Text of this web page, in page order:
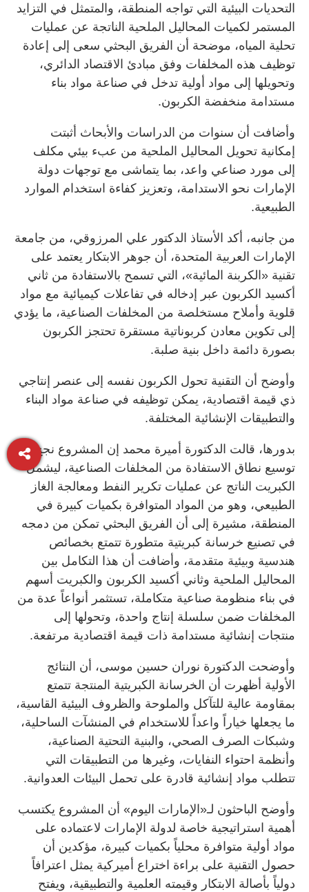
التحديات البيئية التي تواجه المنطقة، والمتمثل في التزايد
المستمر لكميات المحاليل الملحية الناتجة عن عمليات
تحلية المياه، موضحة أن الفريق البحثي سعى إلى إعادة
توظيف هذه المخلفات وفق مبادئ الاقتصاد الدائري،
وتحويلها إلى مواد أولية تدخل في صناعة مواد بناء
مستدامة منخفضة الكربون.
وأضافت أن سنوات من الدراسات والأبحاث أثبتت
إمكانية تحويل المحاليل الملحية من عبء بيئي مكلف
إلى مورد صناعي واعد، بما يتماشى مع توجهات دولة
الإمارات نحو الاستدامة، وتعزيز كفاءة استخدام الموارد
الطبيعية.
من جانبه، أكد الأستاذ الدكتور علي المرزوقي، من جامعة
الإمارات العربية المتحدة، أن جوهر الابتكار يعتمد على
تقنية «الكربنة المائية»، التي تسمح بالاستفادة من ثاني
أكسيد الكربون عبر إدخاله في تفاعلات كيميائية مع مواد
قلوية وأملاح مستخلصة من المخلفات الصناعية، ما يؤدي
إلى تكوين معادن كربوناتية مستقرة تحتجز الكربون
بصورة دائمة داخل بنية صلبة.
وأوضح أن التقنية تحول الكربون نفسه إلى عنصر إنتاجي
ذي قيمة اقتصادية، يمكن توظيفه في صناعة مواد البناء
والتطبيقات الإنشائية المختلفة.
بدورها، قالت الدكتورة أميرة محمد إن المشروع نجح في
توسيع نطاق الاستفادة من المخلفات الصناعية، ليشمل
الكبريت الناتج عن عمليات تكرير النفط ومعالجة الغاز
الطبيعي، وهو من المواد المتوافرة بكميات كبيرة في
المنطقة، مشيرة إلى أن الفريق البحثي تمكن من دمجه
في تصنيع خرسانة كبريتية متطورة تتمتع بخصائص
هندسية وبيئية متقدمة، وأضافت أن هذا التكامل بين
المحاليل الملحية وثاني أكسيد الكربون والكبريت أسهم
في بناء منظومة صناعية متكاملة، تستثمر أنواعاً عدة من
المخلفات ضمن سلسلة إنتاج واحدة، وتحولها إلى
منتجات إنشائية مستدامة ذات قيمة اقتصادية مرتفعة.
وأوضحت الدكتورة نوران حسين موسى، أن النتائج
الأولية أظهرت أن الخرسانة الكبريتية المنتجة تتمتع
بمقاومة عالية للتآكل والملوحة والظروف البيئية القاسية،
ما يجعلها خياراً واعداً للاستخدام في المنشآت الساحلية،
وشبكات الصرف الصحي، والبنية التحتية الصناعية،
وأنظمة احتواء النفايات، وغيرها من التطبيقات التي
تتطلب مواد إنشائية قادرة على تحمل البيئات العدوانية.
وأوضح الباحثون لـ«الإمارات اليوم» أن المشروع يكتسب
أهمية استراتيجية خاصة لدولة الإمارات لاعتماده على
مواد أولية متوافرة محلياً بكميات كبيرة، مؤكدين أن
حصول التقنية على براءة اختراع أميركية يمثل اعترافاً
دولياً بأصالة الابتكار وقيمته العلمية والتطبيقية، ويفتح